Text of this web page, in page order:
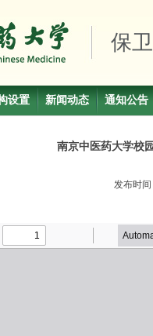
保
设置 新闻动态 通知公告
南京中医药大学校
发布时